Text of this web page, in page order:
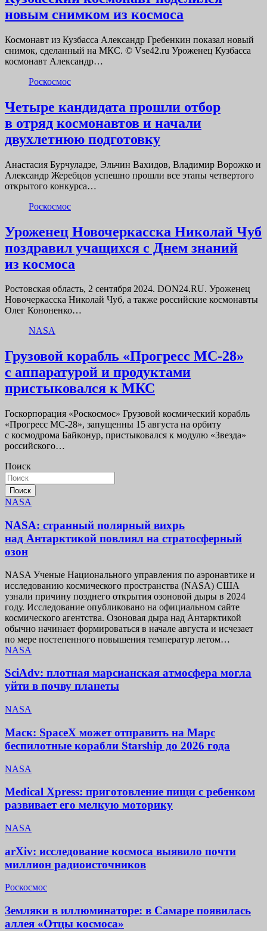
новым снимком из космоса
Космонавт из Кузбасса Александр Гребенкин показал новый
снимок, сделанный на МКС. © Vse42.ru Уроженец Кузбасса
космонавт Александр…
Роскосмос
Четыре кандидата прошли отбор
в отряд космонавтов и начали
двухлетнюю подготовку
Анастасия Бурчуладзе, Эльчин Вахидов, Владимир Ворожко и
Александр Жеребцов успешно прошли все этапы четвертого
открытого конкурса…
Роскосмос
Уроженец Новочеркасска Николай Чуб
поздравил учащихся с Днем знаний
из космоса
Ростовская область, 2 сентября 2024. DON24.RU. Уроженец
Новочеркасска Николай Чуб, а также российские космонавты
Олег Кононенко…
NASA
Грузовой корабль «Прогресс МС-28»
с аппаратурой и продуктами
пристыковался к МКС
Госкорпорация «Роскосмос» Грузовой космический корабль
«Прогресс МС-28», запущенны 15 августа на орбиту
с космодрома Байконур, пристыковался к модулю «Звезда»
российского…
Поиск
Поиск
NASA
NASA: странный полярный вихрь
над Антарктикой повлиял на стратосферный
озон
NASA Ученые Национального управления по аэронавтике и
исследованию космического пространства (NASA) США
узнали причину позднего открытия озоновой дыры в 2024
году. Исследование опубликовано на официальном сайте
космического агентства. Озоновая дыра над Антарктикой
обычно начинает формироваться в начале августа и исчезает
по мере постепенного повышения температур летом…
NASA
SciAdv: плотная марсианская атмосфера могла
уйти в почву планеты
NASA
Маск: SpaceX может отправить на Марс
беспилотные корабли Starship до 2026 года
NASA
Medical Xpress: приготовление пищи с ребенком
развивает его мелкую моторику
NASA
arXiv: исследование космоса выявило почти
миллион радиоисточников
Роскосмос
Земляки в иллюминаторе: в Самаре появилась
аллея «Отцы космоса»